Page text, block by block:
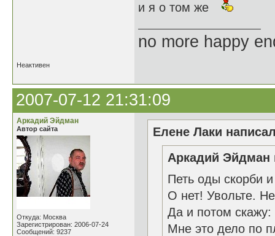
и я о том же
no more happy
Неактивен
2007-07-12 21:31:09
Аркадий Эйдман
Автор сайта
Откуда: Москва
Зарегистрирован: 2006-07-24
Сообщений: 9237
Елене Лаки
Аркадий Эйдман
Петь оды скорби
О нет! Увольте.
Да и потом
Мне это дело по